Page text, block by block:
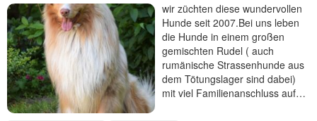
wir züchten diese wundervollen
Hunde seit 2007.Bei uns leben
die Hunde in einem großen
gemischten Rudel ( auch
rumänische Strassenhunde aus
dem Tötungslager sind dabei)
mit viel Familienanschluss auf…